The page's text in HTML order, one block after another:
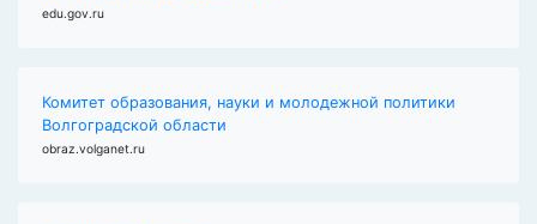
edu.gov.ru
Комитет образования, науки и молодежной политики
Волгоградской области
obraz.volganet.ru